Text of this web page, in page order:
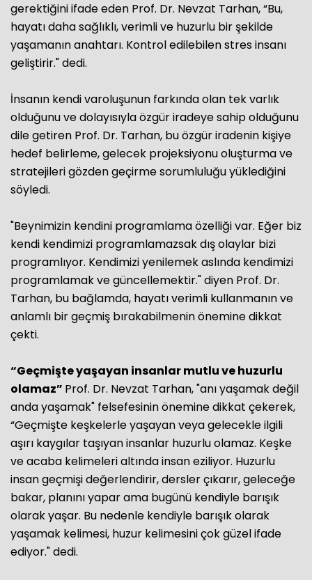
gerektiğini ifade eden Prof. Dr. Nevzat Tarhan, “Bu,
hayatı daha sağlıklı, verimli ve huzurlu bir şekilde
yaşamanın anahtarı. Kontrol edilebilen stres insanı
geliştirir." dedi.
İnsanın kendi varoluşunun farkında olan tek varlık
olduğunu ve dolayısıyla özgür iradeye sahip olduğunu
dile getiren Prof. Dr. Tarhan, bu özgür iradenin kişiye
hedef belirleme, gelecek projeksiyonu oluşturma ve
stratejileri gözden geçirme sorumluluğu yüklediğini
söyledi.
"Beynimizin kendini programlama özelliği var. Eğer biz
kendi kendimizi programlamazsak dış olaylar bizi
programlıyor. Kendimizi yenilemek aslında kendimizi
programlamak ve güncellemektir." diyen Prof. Dr.
Tarhan, bu bağlamda, hayatı verimli kullanmanın ve
anlamlı bir geçmiş bırakabilmenin önemine dikkat
çekti.
“Geçmişte yaşayan insanlar mutlu ve huzurlu
olamaz” Prof. Dr. Nevzat Tarhan, "anı yaşamak değil
anda yaşamak" felsefesinin önemine dikkat çekerek,
“Geçmişte keşkelerle yaşayan veya gelecekle ilgili
aşırı kaygılar taşıyan insanlar huzurlu olamaz. Keşke
ve acaba kelimeleri altında insan eziliyor. Huzurlu
insan geçmişi değerlendirir, dersler çıkarır, geleceğe
bakar, planını yapar ama bugünü kendiyle barışık
olarak yaşar. Bu nedenle kendiyle barışık olarak
yaşamak kelimesi, huzur kelimesini çok güzel ifade
ediyor." dedi.